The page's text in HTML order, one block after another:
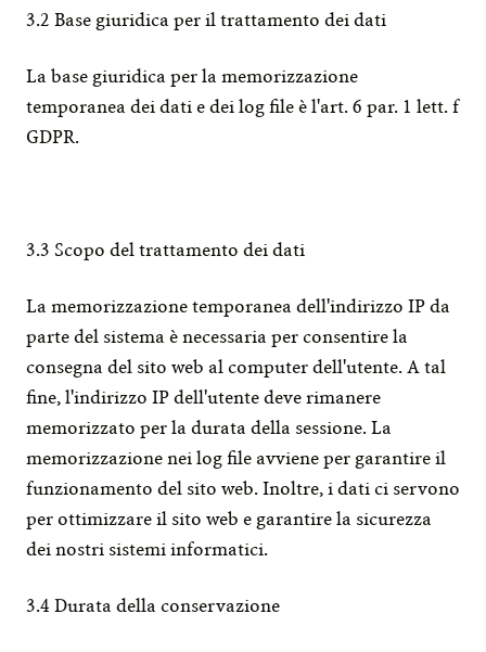
3.2 Base giuridica per il trattamento dei dati
La base giuridica per la memorizzazione
temporanea dei dati e dei log file è l'art. 6 par. 1 lett. f
GDPR.
3.3 Scopo del trattamento dei dati
La memorizzazione temporanea dell'indirizzo IP da
parte del sistema è necessaria per consentire la
consegna del sito web al computer dell'utente. A tal
fine, l'indirizzo IP dell'utente deve rimanere
memorizzato per la durata della sessione. La
memorizzazione nei log file avviene per garantire il
funzionamento del sito web. Inoltre, i dati ci servono
per ottimizzare il sito web e garantire la sicurezza
dei nostri sistemi informatici.
3.4 Durata della conservazione